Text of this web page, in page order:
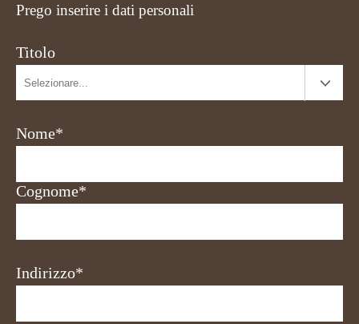
Prego inserire i dati personali
Titolo
Nome*
Cognome*
Indirizzo*